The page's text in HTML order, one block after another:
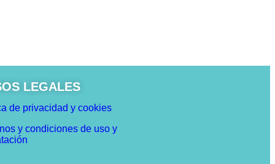
LEGALES
de privacidad y cookies
y condiciones de uso y